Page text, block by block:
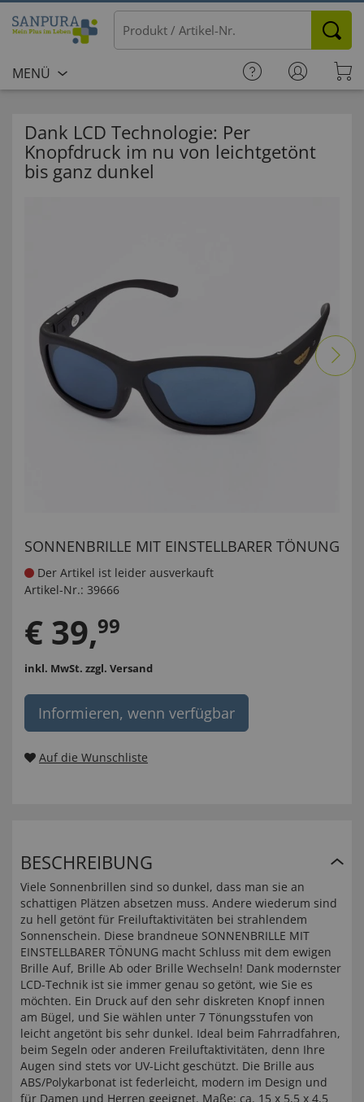
MENÜ
Dank LCD Technologie: Per
Knopfdruck im nu von leichtgetönt
bis ganz dunkel
SONNENBRILLE MIT EINSTELLBARER TÖNUNG
Der Artikel ist leider ausverkauft
Artikel-Nr.: 39666
€ 39,99
inkl. MwSt. zzgl. Versand
Informieren, wenn verfügbar
Auf die Wunschliste
BESCHREIBUNG
Viele Sonnenbrillen sind so dunkel, dass man sie an
schattigen Plätzen absetzen muss. Andere wiederum sind
zu hell getönt für Freiluftaktivitäten bei strahlendem
Sonnenschein. Diese brandneue SONNENBRILLE MIT
EINSTELLBARER TÖNUNG macht Schluss mit dem ewigen
Brille Auf, Brille Ab oder Brille Wechseln! Dank modernster
LCD-Technik ist sie immer genau so getönt, wie Sie es
möchten. Ein Druck auf den sehr diskreten Knopf innen
am Bügel, und Sie wählen unter 7 Tönungsstufen von
leicht angetönt bis sehr dunkel. Ideal beim Fahrradfahren,
beim Segeln oder anderen Freiluftaktivitäten, denn Ihre
Augen sind stets vor UV-Licht geschützt. Die Brille aus
ABS/Polykarbonat ist federleicht, modern im Design und
für Damen und Herren geeignet. Maße: ca. 15 x 5,5 x 4,5